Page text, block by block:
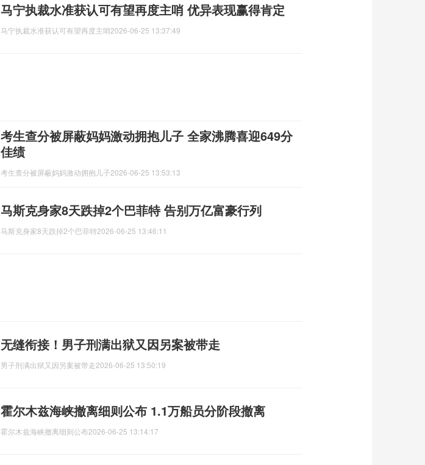
马宁执裁水准获认可有望再度主哨 优异表现赢得肯定
马宁执裁水准获认可有望再度主哨2026-06-25 13:37:49
考生查分被屏蔽妈妈激动拥抱儿子 全家沸腾喜迎649分
佳绩
考生查分被屏蔽妈妈激动拥抱儿子2026-06-25 13:53:13
马斯克身家8天跌掉2个巴菲特 告别万亿富豪行列
马斯克身家8天跌掉2个巴菲特2026-06-25 13:46:11
无缝衔接！男子刑满出狱又因另案被带走
男子刑满出狱又因另案被带走2026-06-25 13:50:19
霍尔木兹海峡撤离细则公布 1.1万船员分阶段撤离
霍尔木兹海峡撤离细则公布2026-06-25 13:14:17